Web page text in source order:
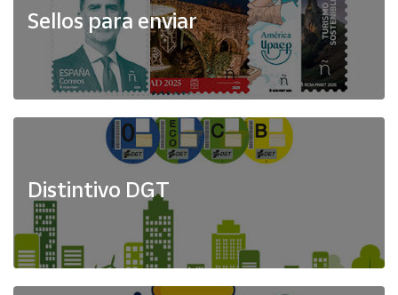
Sellos para enviar
Distintivo DGT